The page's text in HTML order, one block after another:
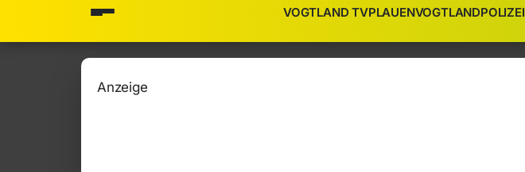
VOGTLAND TVPLAUENVOGTLANDPOLIZEI
Anzeige